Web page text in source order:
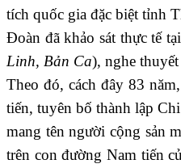
tích quốc gia đặc biệt tỉnh
Đoàn đã khảo sát thực tế
Linh, Bản Ca), nghe
Theo đó, cách đây 83
tiến, tuyên bố thành lập
mang tên người cộng sản
trên con đường Nam tiến